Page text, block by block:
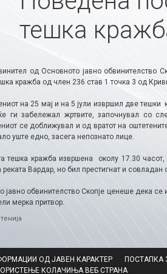
тешка
од Основното јавно обвинителство
кражба од член 236 став 1 точка 3 од
на 25 мај и на 5 јули извршил две тешки
ги забележал жртвите, започнувал со
се доближувал и од вратот на
уште едно, засега непознато лице.
тешка кражба извршена околу 17.30
реката Вардар, но бил престигнат и
јавно обвинителство Скопје ценеше дека
мерка притвор.
ОД ЈАВЕН КАРАКТЕР ПОСТАПКА
КОЛАЧИЊА ВЕБ СТРАНА